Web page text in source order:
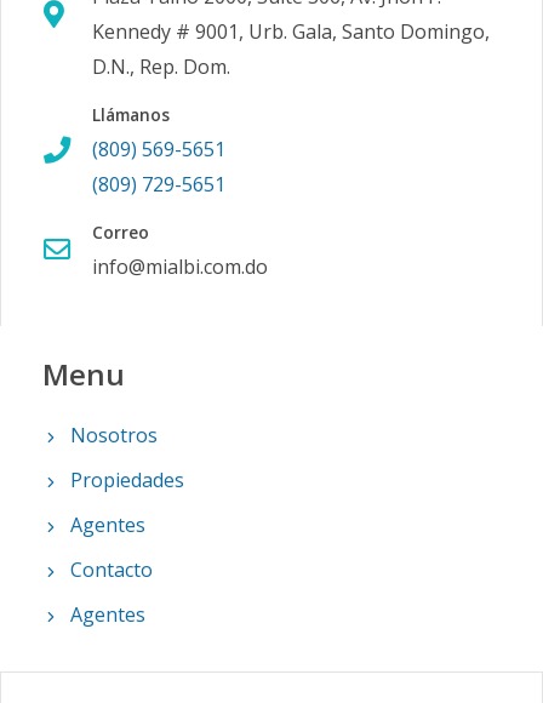
Kennedy # 9001, Urb. Gala, Santo Domingo,
D.N., Rep. Dom.
Llámanos
(809) 569-5651
(809) 729-5651
Correo
info@mialbi.com.do
Menu
Nosotros
Propiedades
Agentes
Contacto
Agentes